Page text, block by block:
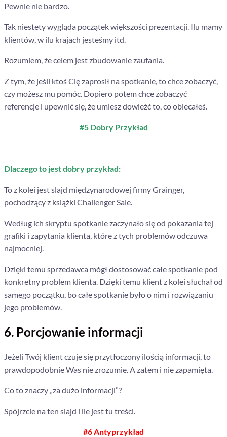
Pewnie nie bardzo.
Tak niestety wygląda początek większości prezentacji. Ilu mamy
klientów, w ilu krajach jesteśmy itd.
Rozumiem, że celem jest zbudowanie zaufania.
Z tym, że jeśli ktoś Cię zaprosił na spotkanie, to chce zobaczyć,
czy możesz mu pomóc. Dopiero potem chce zobaczyć
referencje i upewnić się, że umiesz dowieźć to, co obiecałeś.
#5 Dobry Przykład
Dlaczego to jest dobry przykład:
To z kolei jest slajd międzynarodowej firmy Grainger,
pochodzący z książki Challenger Sale.
Według ich skryptu spotkanie zaczynało się od pokazania tej
grafiki i zapytania klienta, które z tych problemów odczuwa
najmocniej.
Dzięki temu sprzedawca mógł dostosować całe spotkanie pod
konkretny problem klienta. Dzięki temu klient z kolei słuchał od
samego początku, bo całe spotkanie było o nim i rozwiązaniu
jego problemów.
6. Porcjowanie informacji
Jeżeli Twój klient czuje się przytłoczony ilością informacji, to
prawdopodobnie Was nie zrozumie. A zatem i nie zapamięta.
Co to znaczy „za dużo informacji”?
Spójrzcie na ten slajd i ile jest tu treści.
#6 Antyprzykład